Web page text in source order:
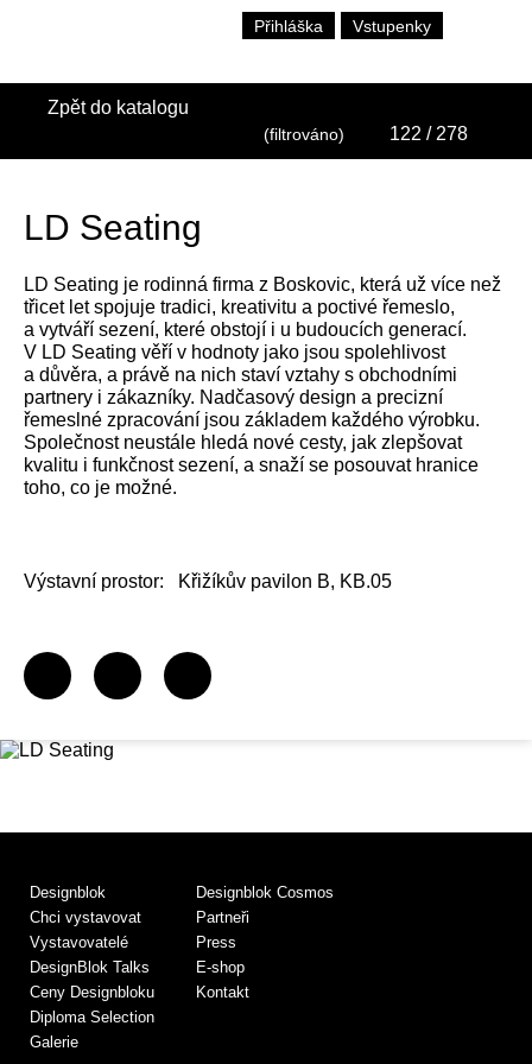
Přihláška Vstupenky
Zpět do katalogu
(filtrováno) 122 / 278
LD Seating
LD Seating je rodinná firma z Boskovic, která už více než
třicet let spojuje tradici, kreativitu a poctivé řemeslo,
a vytváří sezení, které obstojí i u budoucích generací.
V LD Seating věří v hodnoty jako jsou spolehlivost
a důvěra, a právě na nich staví vztahy s obchodními
partnery i zákazníky. Nadčasový design a precizní
řemeslné zpracování jsou základem každého výrobku.
Společnost neustále hledá nové cesty, jak zlepšovat
kvalitu i funkčnost sezení, a snaží se posouvat hranice
toho, co je možné.
Výstavní prostor: Křižíkův pavilon B, KB.05
Designblok
Chci vystavovat
Vystavovatelé
DesignBlok Talks
Ceny Designbloku
Diploma Selection
Galerie
Designblok Cosmos
Partneři
Press
E-shop
Kontakt